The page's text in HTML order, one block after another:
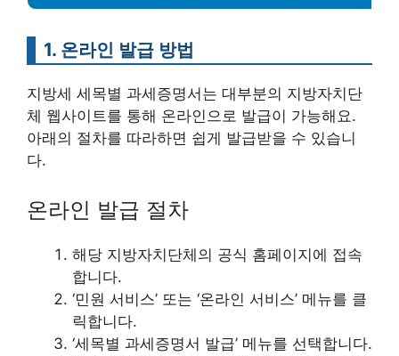
1. 온라인 발급 방법
지방세 세목별 과세증명서는 대부분의 지방자치단
체 웹사이트를 통해 온라인으로 발급이 가능해요.
아래의 절차를 따라하면 쉽게 발급받을 수 있습니
다.
온라인 발급 절차
해당 지방자치단체의 공식 홈페이지에 접속
합니다.
‘민원 서비스’ 또는 ‘온라인 서비스’ 메뉴를 클
릭합니다.
‘세목별 과세증명서 발급’ 메뉴를 선택합니다.